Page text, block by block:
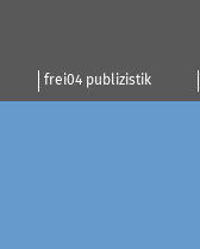
frei04 publizistik